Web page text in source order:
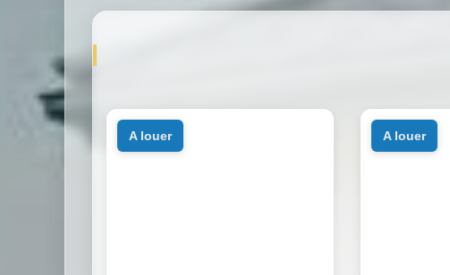
a louer a louer